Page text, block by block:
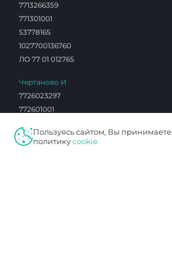
7713266359
771301001
53778165
1027700136760
ЛО 77 01 012765
Чертаново И
7726023297
772601001
1027739180490
Пользуясь сайтом, Вы принимаете
политикуcookie